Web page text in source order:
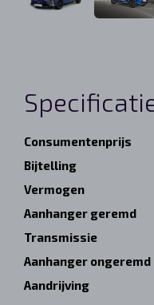
Consumentenprijs
Bijtelling
Vermogen
Aanhanger geremd
Transmissie
Aanhanger ongeremd
Aandrijving